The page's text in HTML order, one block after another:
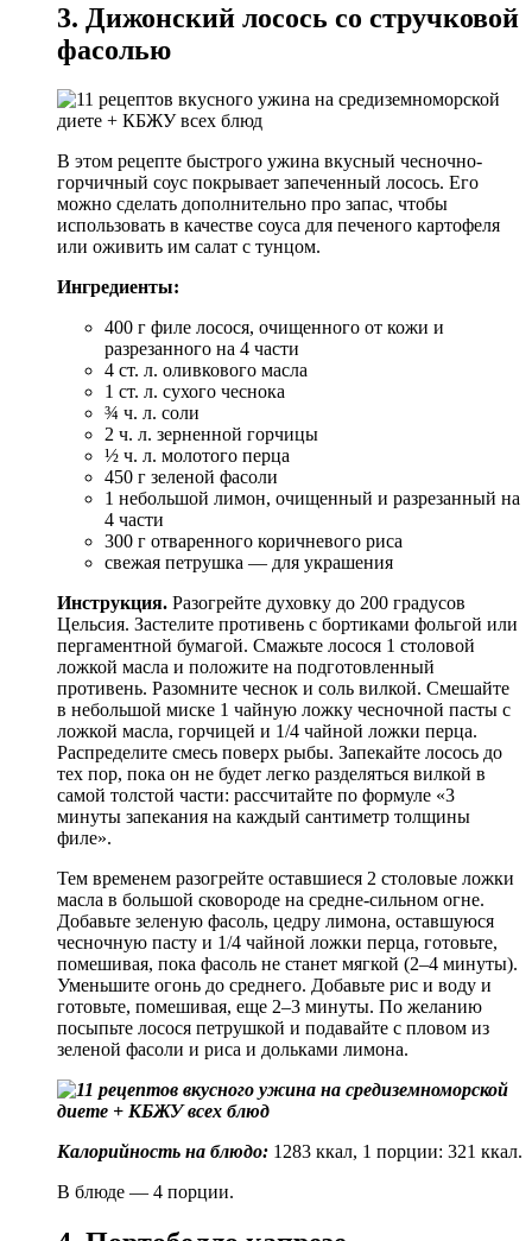
3. Дижонский лосось со стручковой
фасолью
В этом рецепте быстрого ужина вкусный чесночно-
горчичный соус покрывает запеченный лосось. Его
можно сделать дополнительно про запас, чтобы
использовать в качестве соуса для печеного картофеля
или оживить им салат с тунцом.
Ингредиенты:
400 г филе лосося, очищенного от кожи и
разрезанного на 4 части
4 ст. л. оливкового масла
1 ст. л. сухого чеснока
¾ ч. л. соли
2 ч. л. зерненной горчицы
½ ч. л. молотого перца
450 г зеленой фасоли
1 небольшой лимон, очищенный и разрезанный на
4 части
300 г отваренного коричневого риса
свежая петрушка — для украшения
Инструкция. Разогрейте духовку до 200 градусов
Цельсия. Застелите противень с бортиками фольгой или
пергаментной бумагой. Смажьте лосося 1 столовой
ложкой масла и положите на подготовленный
противень. Разомните чеснок и соль вилкой. Смешайте
в небольшой миске 1 чайную ложку чесночной пасты с
ложкой масла, горчицей и 1/4 чайной ложки перца.
Распределите смесь поверх рыбы. Запекайте лосось до
тех пор, пока он не будет легко разделяться вилкой в
самой толстой части: рассчитайте по формуле «3
минуты запекания на каждый сантиметр толщины
филе».
Тем временем разогрейте оставшиеся 2 столовые ложки
масла в большой сковороде на средне-сильном огне.
Добавьте зеленую фасоль, цедру лимона, оставшуюся
чесночную пасту и 1/4 чайной ложки перца, готовьте,
помешивая, пока фасоль не станет мягкой (2–4 минуты).
Уменьшите огонь до среднего. Добавьте рис и воду и
готовьте, помешивая, еще 2–3 минуты. По желанию
посыпьте лосося петрушкой и подавайте с пловом из
зеленой фасоли и риса и дольками лимона.
Калорийность на блюдо: 1283 ккал, 1 порции: 321 ккал.
В блюде — 4 порции.